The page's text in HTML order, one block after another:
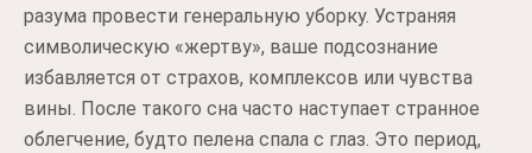
разума провести генеральную уборку. Устраняя
символическую «жертву», ваше подсознание
избавляется от страхов, комплексов или чувства
вины. После такого сна часто наступает странное
облегчение, будто пелена спала с глаз. Это период,